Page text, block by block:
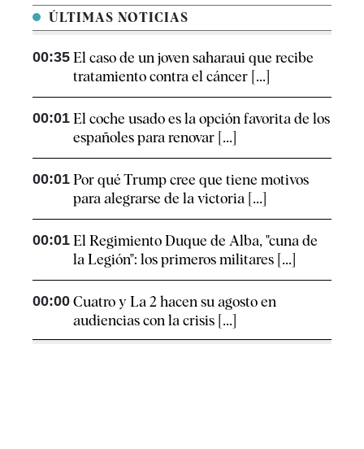
ÚLTIMAS NOTICIAS
00:35 El caso de un joven saharaui que recibe
tratamiento contra el cáncer [...]
00:01 El coche usado es la opción favorita de los
españoles para renovar [...]
00:01 Por qué Trump cree que tiene motivos
para alegrarse de la victoria [...]
00:01 El Regimiento Duque de Alba, "cuna de
la Legión": los primeros militares [...]
00:00 Cuatro y La 2 hacen su agosto en
audiencias con la crisis [...]